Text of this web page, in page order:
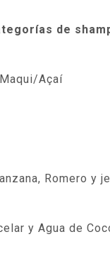
de
Açaí
Romero y
y Agua de